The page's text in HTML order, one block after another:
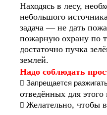
Находясь в лесу,
небольшого
задача — не дать
пожарную охрану по
достаточно пучка
землей.
Надо соблюдать
 Запрещается
отведённых для этого
 Желательно, чтобы